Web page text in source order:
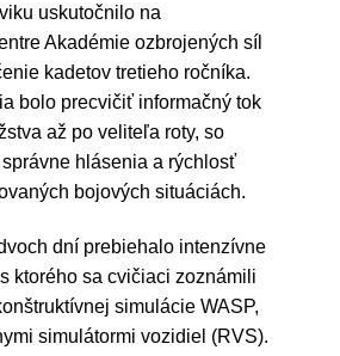
uskutočnilo na
Akadémie ozbrojených síl
kadetov tretieho ročníka.
bolo precvičiť informačný tok
až po veliteľa roty, so
hlásenia a rýchlosť
bojových situáciách.
dní prebiehalo intenzívne
ktorého sa cvičiaci zoznámili
simulácie WASP,
simulátormi vozidiel (RVS).